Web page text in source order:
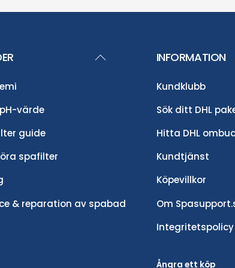
Back
värde
guide
spafilter
& reparation av spabad
INFORMATION
Kundklubb
Sök ditt DHL
Hitta DHL
Kundtjänst
Köpevillkor
Om
Integritetspolicy
Ångra ett köp